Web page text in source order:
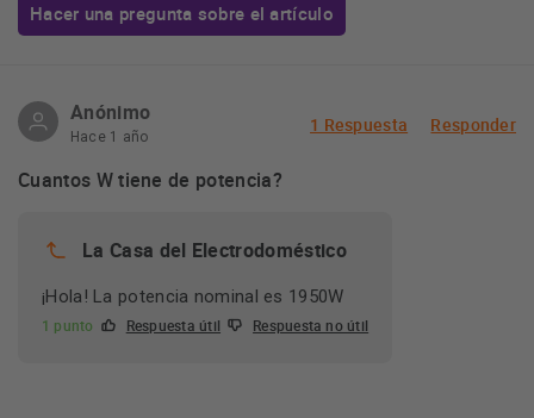
Hacer una pregunta sobre el artículo
Anónimo
Hace 1 año
1 Respuesta Responder
Cuantos W tiene de potencia?
La Casa del Electrodoméstico
¡Hola! La potencia nominal es 1950W
1 punto Respuesta útil Respuesta no útil